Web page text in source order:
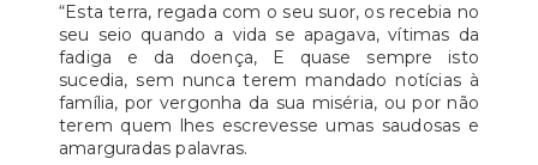
“Esta terra, regada com o seu suor, os recebia no
seu seio quando a vida se apagava, vítimas da
fadiga e da doença, E quase sempre isto
sucedia, sem nunca terem mandado notícias à
família, por vergonha da sua miséria, ou por não
terem quem lhes escrevesse umas saudosas e
amarguradas palavras.